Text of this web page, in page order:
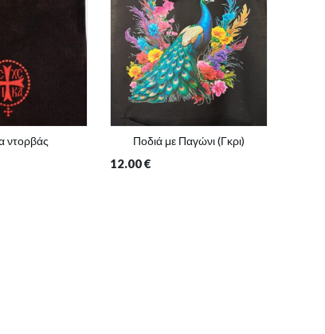
ντορβάς Ποδιά με Παγώνι (Γκρι)
12.00€